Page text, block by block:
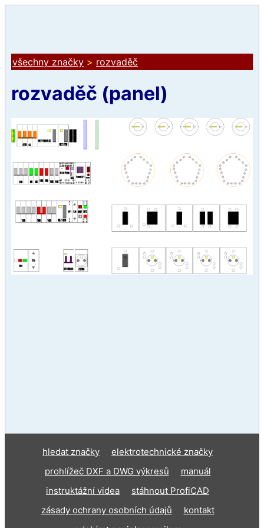
všechny značky > rozvaděč
rozvaděč (panel)
hledat značky
elektrotechnické značky
prohlížeč DXF a DWG výkresů
manuál
instruktážní videa
stáhnout ProfiCAD
zásady ochrany osobních údajů
kontakt